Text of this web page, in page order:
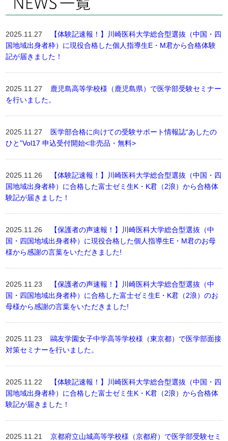
2025.11.27
【体験記速報！】川崎医科大学総合型選抜（中国・四
国地域出身者枠）に現役合格した個人指導生E・M君から合格体験
記が届きました！
2025.11.27
鹿児島高等学校様（鹿児島県）で医学部受験セミナー
を行いました。
2025.11.27
医学部合格に向けての受験サポート情報誌“あしたの
ひと”Vol17 申込受付開始<非売品・無料>
2025.11.26
【体験記速報！】川崎医科大学総合型選抜（中国・四
国地域出身者枠）に合格した富士ゼミ生K・K君（2浪）から合格体
験記が届きました！
2025.11.26
【保護者の声速報！】川崎医科大学総合型選抜（中
国・四国地域出身者枠）に現役合格した個人指導生E・M君のお母
様から感謝の言葉をいただきました!
2025.11.23
【保護者の声速報！】川崎医科大学総合型選抜（中
国・四国地域出身者枠）に合格した富士ゼミ生E・K君（2浪）のお
母様から感謝の言葉をいただきました!
2025.11.23鷗友学園女子中学高等学校様（東京都）で医学部面接
対策セミナーを行いました。
2025.11.22
【体験記速報！】川崎医科大学総合型選抜（中国・四
国地域出身者枠）に合格した富士ゼミ生K・K君（2浪）から合格体
験記が届きました！
2025.11.21京都府立山城高等学校様（京都府）で医学部受験セミ